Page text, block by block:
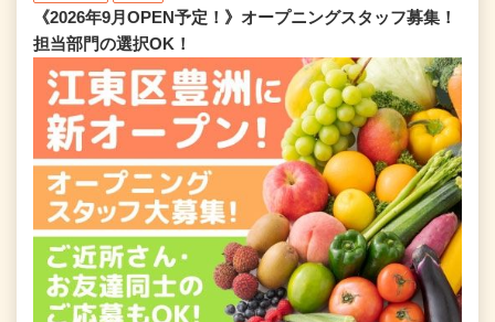
《2026年9月OPEN予定！》オープニングスタッフ募集！
担当部門の選択OK！